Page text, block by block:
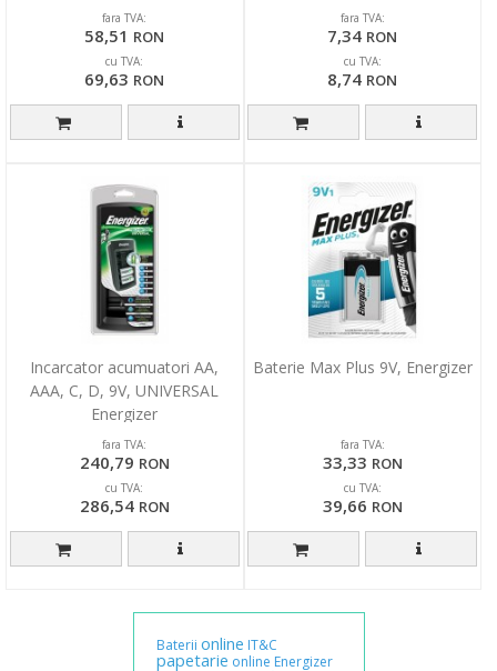
fara TVA:
58,51 RON
cu TVA:
69,63 RON
fara TVA:
7,34 RON
cu TVA:
8,74 RON
Incarcator acumuatori AA,
AAA, C, D, 9V, UNIVERSAL
Energizer
fara TVA:
240,79 RON
cu TVA:
286,54 RON
Baterie Max Plus 9V, Energizer
fara TVA:
33,33 RON
cu TVA:
39,66 RON
Baterii online IT&C
papetarie online Energizer